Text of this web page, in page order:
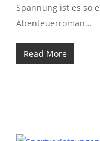
Spannung ist es so
Abenteuerroman…
Read More